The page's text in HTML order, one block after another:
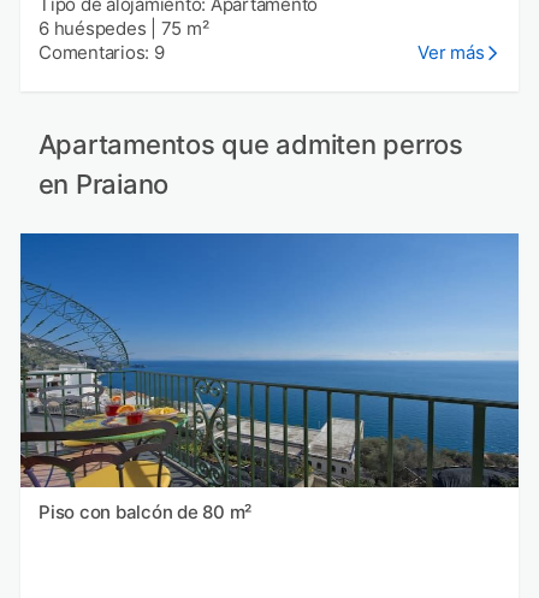
6 huéspedes
75 m²
Comentarios: 9
Ver más
Apartamentos que admiten perros
en Praiano
Piso con balcón de 80 m²